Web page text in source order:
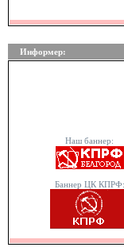
Информер:
Наш баннер:
Баннер ЦК КПРФ: